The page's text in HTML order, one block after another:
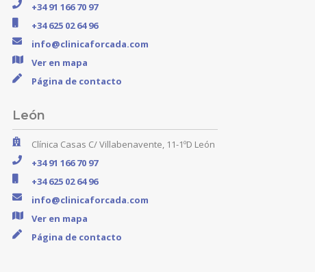
+34 91 166 70 97
+34 625 02 64 96
info@clinicaforcada.com
Ver en mapa
Página de contacto
León
Clínica Casas C/ Villabenavente, 11-1ºD León
+34 91 166 70 97
+34 625 02 64 96
info@clinicaforcada.com
Ver en mapa
Página de contacto